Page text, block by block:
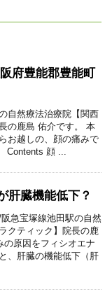
府豊能郡豊能町
自然療法治療院【関西
の鹿島 佑介です。 本
お越しの、顔の痛みで
Contents 顔 ...
肝臓機能低下？
急宝塚線池田駅の自然
クティック】院長の鹿
原因をフィシオエナ
、肝臓の機能低下（肝